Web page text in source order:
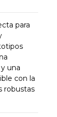
para
una
con la
robustas